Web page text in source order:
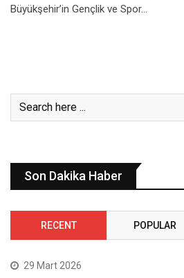
Büyükşehir’in Gençlik ve Spor…
Son Dakika Haber
RECENT POPULAR
29 Mart 2026